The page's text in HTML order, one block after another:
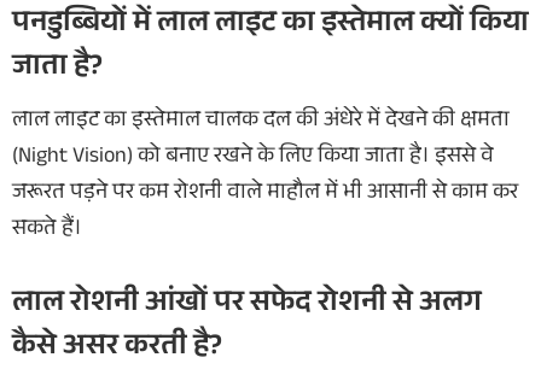
पनडुब्बियों में लाल लाइट का इस्तेमाल क्यों किया
जाता है?
लाल लाइट का इस्तेमाल चालक दल की अंधेरे में देखने की क्षमता
(Night Vision) को बनाए रखने के लिए किया जाता है। इससे वे
जरूरत पड़ने पर कम रोशनी वाले माहौल में भी आसानी से काम कर
सकते हैं।
लाल रोशनी आंखों पर सफेद रोशनी से अलग
कैसे असर करती है?